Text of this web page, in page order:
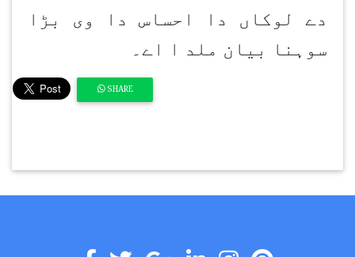
دے لوکاں دا احساس دا وی بڑا
سوہنا بیان ملد ا اے۔
SHARE